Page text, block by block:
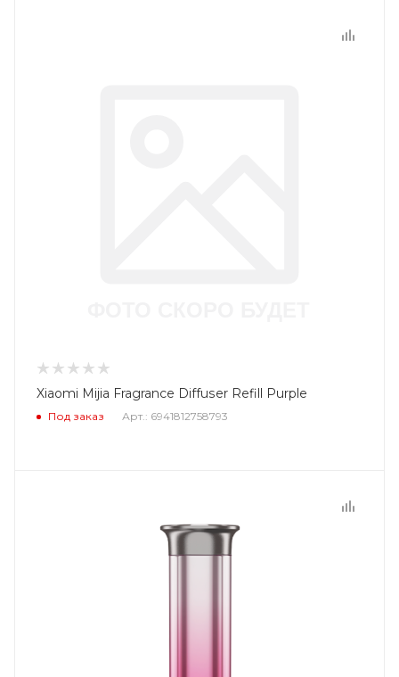
Xiaomi Mijia Fragrance Diffuser Refill Purple
Под заказ Арт.: 6941812758793